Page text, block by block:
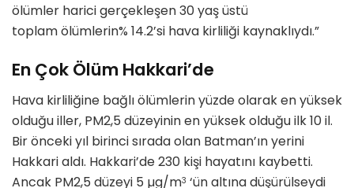
ölümler harici gerçekleşen 30 yaş üstü
toplam ölümlerin% 14.2’si hava kirliliği kaynaklıydı.”
En Çok Ölüm Hakkari’de
Hava kirliliğine bağlı ölümlerin yüzde olarak en yüksek
olduğu iller, PM2,5 düzeyinin en yüksek olduğu ilk 10 il.
Bir önceki yıl birinci sırada olan Batman’ın yerini
Hakkari aldı. Hakkari’de 230 kişi hayatını kaybetti.
Ancak PM2,5 düzeyi 5 µg/m3 ‘ün altına düşürülseydi